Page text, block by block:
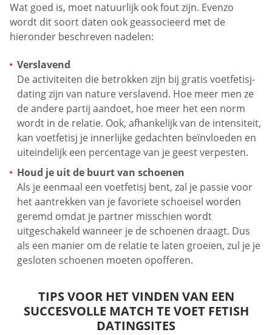
Wat goed is, moet natuurlijk ook fout zijn. Evenzo
wordt dit soort daten ook geassocieerd met de
hieronder beschreven nadelen:
Verslavend
De activiteiten die betrokken zijn bij gratis voetfetisj-
dating zijn van nature verslavend. Hoe meer men ze
de andere partij aandoet, hoe meer het een norm
wordt in de relatie. Ook, afhankelijk van de intensiteit,
kan voetfetisj je innerlijke gedachten beïnvloeden en
uiteindelijk een percentage van je geest verpesten.
Houd je uit de buurt van schoenen
Als je eenmaal een voetfetisj bent, zal je passie voor
het aantrekken van je favoriete schoeisel worden
geremd omdat je partner misschien wordt
uitgeschakeld wanneer je de schoenen draagt. Dus
als een manier om de relatie te laten groeien, zul je je
gesloten schoenen moeten opofferen.
TIPS VOOR HET VINDEN VAN EEN
SUCCESVOLLE MATCH TE VOET FETISH
DATINGSITES